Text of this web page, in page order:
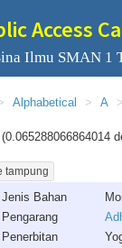
Access
Ilmu SMAN 1
Alphabetical A
Jenis Bahan
Pengarang
Penerbitan